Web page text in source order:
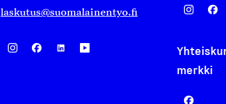
laskutus@suomalainentyo.fi
merkki